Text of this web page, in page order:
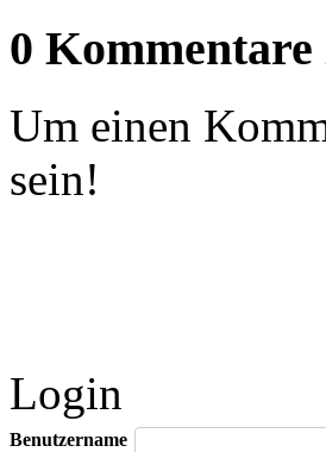
0 Kommentare
Um einen
sein!
Login
Benutzername